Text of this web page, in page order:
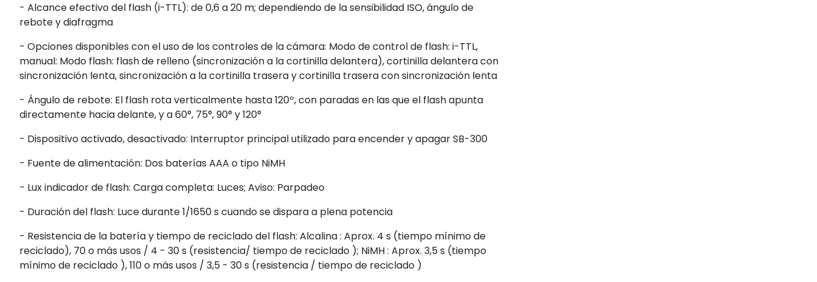
- Alcance efectivo del flash (i-TTL): de 0,6 a 20 m; dependiendo de la sensibilidad ISO, ángulo de
rebote y diafragma
- Opciones disponibles con el uso de los controles de la cámara: Modo de control de flash: i-TTL,
manual: Modo flash: flash de relleno (sincronización a la cortinilla delantera), cortinilla delantera con
sincronización lenta, sincronización a la cortinilla trasera y cortinilla trasera con sincronización lenta
- Ángulo de rebote: El flash rota verticalmente hasta 120º, con paradas en las que el flash apunta
directamente hacia delante, y a 60°, 75°, 90° y 120°
- Dispositivo activado, desactivado: Interruptor principal utilizado para encender y apagar SB-300
- Fuente de alimentación: Dos baterías AAA o tipo NiMH
- Lux indicador de flash: Carga completa: Luces; Aviso: Parpadeo
- Duración del flash: Luce durante 1/1650 s cuando se dispara a plena potencia
- Resistencia de la batería y tiempo de reciclado del flash: Alcalina : Aprox. 4 s (tiempo mínimo de
reciclado), 70 o más usos / 4 - 30 s (resistencia/ tiempo de reciclado ); NiMH : Aprox. 3,5 s (tiempo
mínimo de reciclado ), 110 o más usos / 3,5 - 30 s (resistencia / tiempo de reciclado )